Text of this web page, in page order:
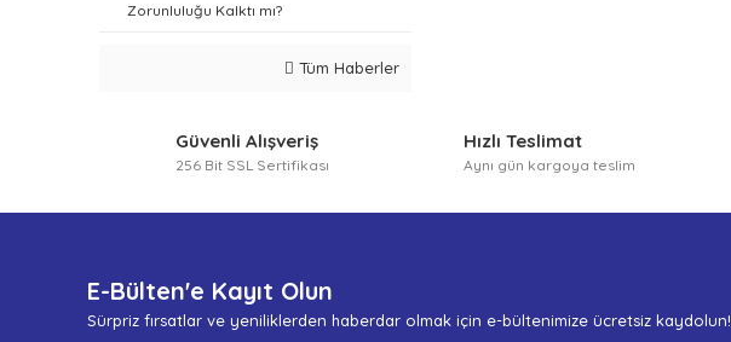
Zorunluluğu Kalktı mı?
Tüm Haberler
Güvenli Alışveriş
256 Bit SSL Sertifikası
Hızlı Teslimat
Aynı gün kargoya teslim
E-Bülten'e Kayıt Olun
Sürpriz fırsatlar ve yeniliklerden haberdar olmak için e-bültenimize ücretsiz kaydolun!